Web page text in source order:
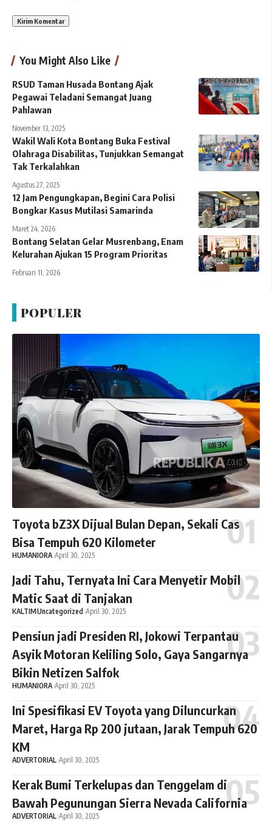
You Might Also Like
RSUD Taman Husada Bontang Ajak
Pegawai Teladani Semangat Juang
Pahlawan
November 13, 2025
Wakil Wali Kota Bontang Buka Festival
Olahraga Disabilitas, Tunjukkan Semangat
Tak Terkalahkan
Agustus 27, 2025
12 Jam Pengungkapan, Begini Cara Polisi
Bongkar Kasus Mutilasi Samarinda
Maret 24, 2026
Bontang Selatan Gelar Musrenbang, Enam
Kelurahan Ajukan 15 Program Prioritas
Februari 11, 2026
POPULER
Toyota bZ3X Dijual Bulan Depan, Sekali Cas
Bisa Tempuh 620 Kilometer
HUMANIORA April 30, 2025
Jadi Tahu, Ternyata Ini Cara Menyetir Mobil
Matic Saat di Tanjakan
KALTIMUncategorized April 30, 2025
Pensiun jadi Presiden RI, Jokowi Terpantau
Asyik Motoran Keliling Solo, Gaya Sangarnya
Bikin Netizen Salfok
HUMANIORA April 30, 2025
Ini Spesifikasi EV Toyota yang Diluncurkan
Maret, Harga Rp 200 jutaan, Jarak Tempuh 620
KM
ADVERTORIAL April 30, 2025
Kerak Bumi Terkelupas dan Tenggelam di
Bawah Pegunungan Sierra Nevada California
ADVERTORIAL April 30, 2025